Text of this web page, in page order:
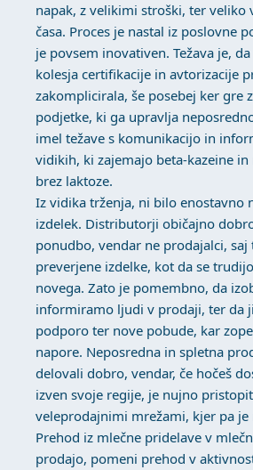
napak, z velikimi stroški, ter veliko
časa. Proces je nastal iz poslovne
je povsem inovativen. Težava je,
kolesja certifikacije in avtorizacije
zakomplicirala, še posebej ker gre
podjetke, ki ga upravlja
imel težave s komunikacijo in
vidikih, ki zajemajo beta-kazeine in
brez laktoze.
Iz vidika trženja, ni bilo enostavno
izdelek. Distributorji običajno
ponudbo, vendar ne prodajalci,
preverjene izdelke, kot da se
novega. Zato je pomembno, da
informiramo ljudi v prodaji, ter da
podporo ter nove pobude, kar
napore. Neposredna in spletna
delovali dobro, vendar, če hočeš
izven svoje regije, je nujno
veleprodajnimi mrežami, kjer pa je
Prehod iz mlečne pridelave v
prodajo, pomeni prehod v